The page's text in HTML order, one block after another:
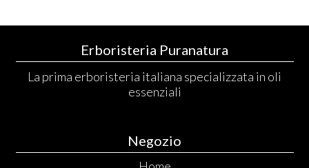
Erboristeria Puranatura
La prima erboristeria italiana specializzata in oli
essenziali
Negozio